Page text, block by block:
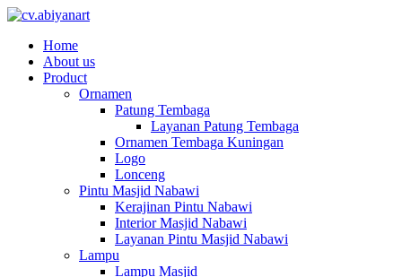
Home
About us
Product
Ornamen
Patung Tembaga
Layanan Patung Tembaga
Ornamen Tembaga Kuningan
Logo
Lonceng
Pintu Masjid Nabawi
Kerajinan Pintu Nabawi
Interior Masjid Nabawi
Layanan Pintu Masjid Nabawi
Lampu
Lampu Masjid